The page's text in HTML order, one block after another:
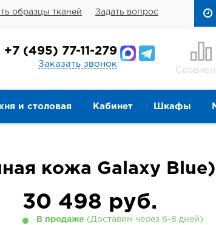
образцы тканей Задать вопрос
+7 (495) 77-11-279
Заказать звонок
и столовая Кабинет Шкафы
кожа Galaxy Blue)
30 498 руб.
В продаже (Доставим через 6-8 дней)